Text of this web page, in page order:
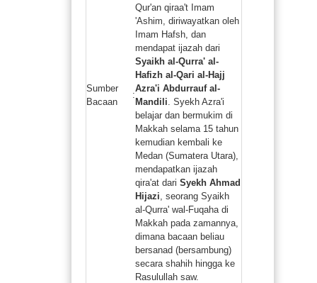
Sumber
Bacaan
:
Qur'an qiraa't Imam
'Ashim, diriwayatkan oleh
Imam Hafsh, dan
mendapat ijazah dari
Syaikh al-Qurra' al-
Hafizh al-Qari al-Hajj
Azra'i Abdurrauf al-
Mandili. Syekh Azra'i
belajar dan bermukim di
Makkah selama 15 tahun
kemudian kembali ke
Medan (Sumatera Utara),
mendapatkan ijazah
qira'at dari Syekh Ahmad
Hijazi, seorang Syaikh
al-Qurra' wal-Fuqaha di
Makkah pada zamannya,
dimana bacaan beliau
bersanad (bersambung)
secara shahih hingga ke
Rasulullah saw.